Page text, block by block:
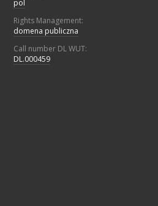
pol
Rights Management:
domena publiczna
Call number DL WUT:
DL.000459